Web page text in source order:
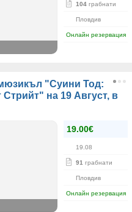
104 грабнати
Пловдив
Онлайн резервация
"Суини Тод:
на 19 Август, в
19.00€
19.08
91 грабнати
Пловдив
Онлайн резервация